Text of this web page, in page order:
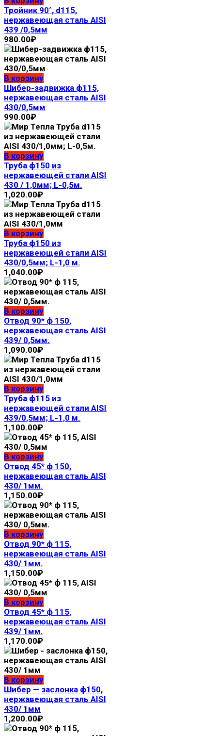
Тройник 90°, d115,
нержавеющая сталь AISI
439 /0,5мм
980.00₽
В корзину
Шибер-задвижка ф115,
нержавеющая сталь AISI
430/0,5мм
990.00₽
В корзину
Труба ф150 из
нержавеющей стали AISI
430 / 1,0мм; L-0,5м.
1,020.00₽
В корзину
Труба ф150 из
нержавеющей стали AISI
430/0,5мм; L-1,0 м.
1,040.00₽
В корзину
Отвод 90* ф 150,
нержавеющая сталь AISI
439/ 0,5мм.
1,090.00₽
В корзину
Труба ф115 из
нержавеющей стали AISI
439/0,5мм; L-1,0 м.
1,100.00₽
В корзину
Отвод 45* ф 150,
нержавеющая сталь AISI
430/ 1мм.
1,150.00₽
В корзину
Отвод 90* ф 115,
нержавеющая сталь AISI
430/ 1мм.
1,150.00₽
В корзину
Отвод 45* ф 115,
нержавеющая сталь AISI
439/ 1мм.
1,170.00₽
В корзину
Шибер — заслонка ф150,
нержавеющая сталь AISI
430/ 1мм
1,200.00₽